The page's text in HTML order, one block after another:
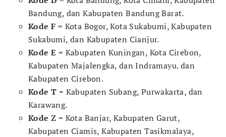
Bandung, dan Kabupaten Bandung Barat.
Kode F = Kota Bogor, Kota Sukabumi, Kabupaten
Sukabumi, dan Kabupaten Cianjur.
Kode E = Kabupaten Kuningan, Kota Cirebon,
Kabupaten Majalengka, dan Indramayu. dan
Kabupaten Cirebon.
Kode T = Kabupaten Subang, Purwakarta, dan
Karawang.
Kode Z = Kota Banjar, Kabupaten Garut,
Kabupaten Ciamis, Kabupaten Tasikmalaya,